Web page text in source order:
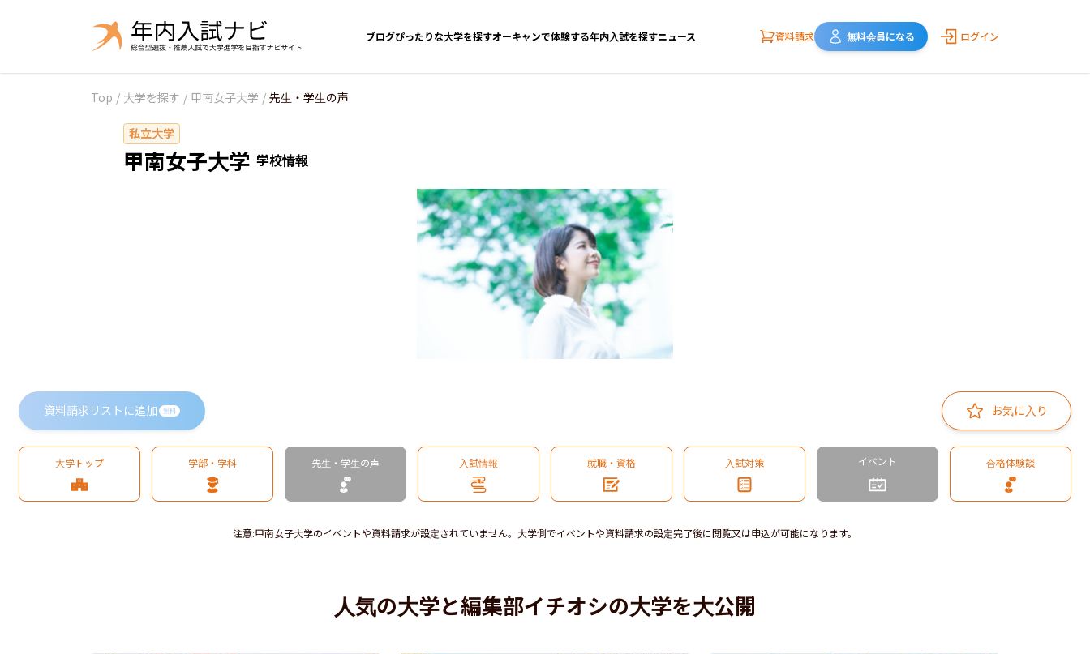
ブログぴったりな大学を探すオーキャンで体験する年内入試を探すニュース 資料請求 無料会員になる ログイン
Top / 大学を探す / 甲南女子大学 / 先生・学生の声
私立大学
甲南女子大学 学校情報
資料請求リストに追加 無料 お気に入り
大学トップ 学部・学科 先生・学生の声 入試情報 就職・資格 入試対策 イベント 合格体験談
注意:甲南女子大学のイベントや資料請求が設定されていません。大学側でイベントや資料請求の設定完了後に閲覧又は申込が可能になります。
人気の大学と編集部イチオシの大学を大公開